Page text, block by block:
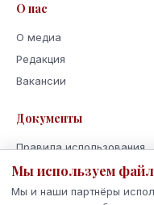
О нас
О медиа
Редакция
Вакансии
Документы
Правила использования
Политика
Мы используем
Мы и наши партнёры